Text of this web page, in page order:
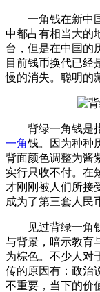
一角钱在新中国
中都占有相当大的
台，但是在中国的
目前钱币换代已经
慢的消失。聪明的
背绿一角钱是指
一角钱。因为种种
背面颜色调整为酱
实行只收不付。在
才刚刚被人们所接
成为了第三套人民
见过背绿一角钱
与背景，暗示教育
为棕色。不少人对
传的原因有：政治
不重要，当下的价